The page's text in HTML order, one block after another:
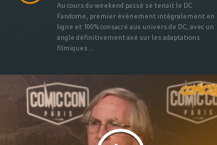
Au cours du weekend passé se tenait le DC
Fandome, premier évènement intégralement en
ligne et 100% consacré aux univers de DC, avec un
angle définitivement axé sur les adaptations
filmiques ...